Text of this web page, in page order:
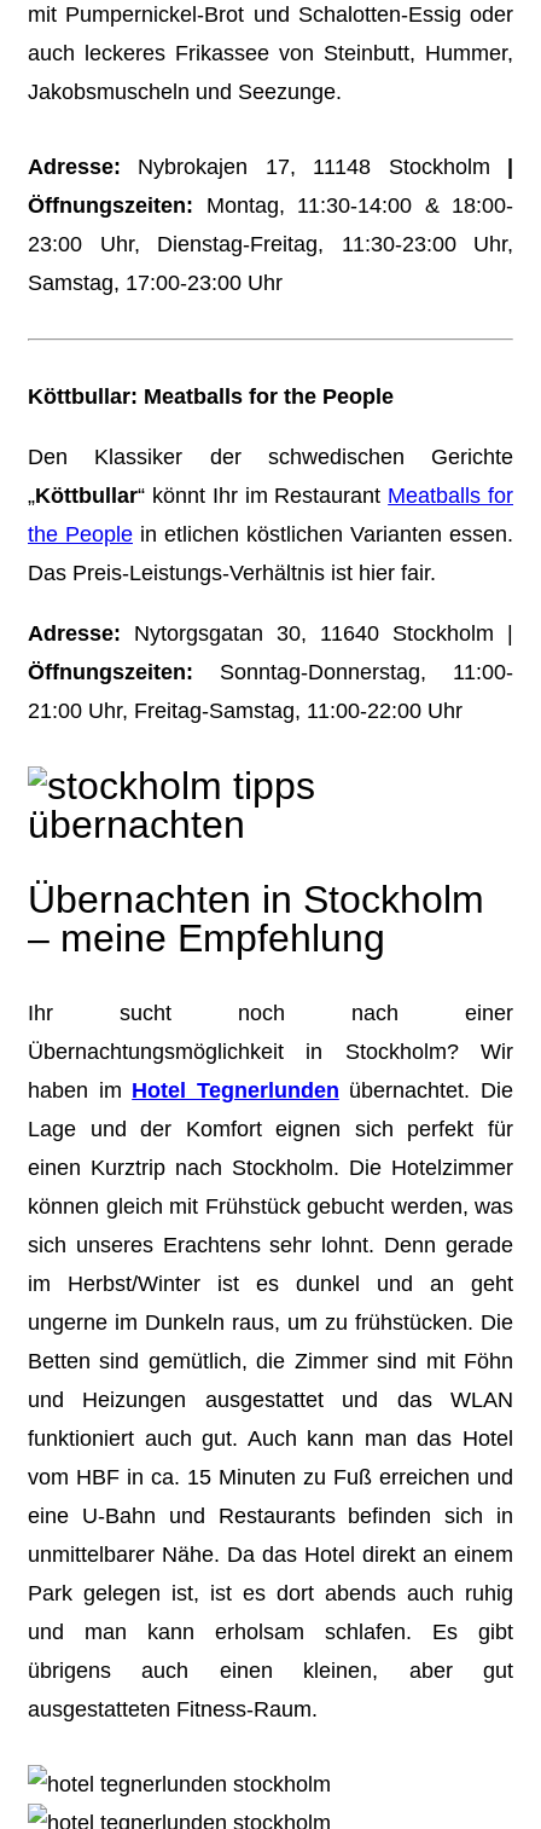
mit Pumpernickel-Brot und Schalotten-Essig oder
auch leckeres Frikassee von Steinbutt, Hummer,
Jakobsmuscheln und Seezunge.
Adresse: Nybrokajen 17, 11148 Stockholm |
Öffnungszeiten: Montag, 11:30-14:00 &18:00-
23:00 Uhr, Dienstag-Freitag, 11:30-23:00 Uhr,
Samstag, 17:00-23:00 Uhr
Köttbullar: Meatballs for the People
Den Klassiker der schwedischen Gerichte
„Köttbullar“ könnt Ihr im Restaurant Meatballs for
the People in etlichen köstlichen Varianten essen.
Das Preis-Leistungs-Verhältnis ist hier fair.
Adresse: Nytorgsgatan 30, 11640 Stockholm |
Öffnungszeiten: Sonntag-Donnerstag, 11:00-
21:00 Uhr, Freitag-Samstag, 11:00-22:00 Uhr
Übernachten in Stockholm
– meine Empfehlung
Ihr sucht noch nach einer
Übernachtungsmöglichkeit in Stockholm? Wir
haben im Hotel Tegnerlunden übernachtet. Die
Lage und der Komfort eignen sich perfekt für
einen Kurztrip nach Stockholm. Die Hotelzimmer
können gleich mit Frühstück gebucht werden, was
sich unseres Erachtens sehr lohnt. Denn gerade
im Herbst/Winter ist es dunkel und an geht
ungerne im Dunkeln raus, um zu frühstücken. Die
Betten sind gemütlich, die Zimmer sind mit Föhn
und Heizungen ausgestattet und das WLAN
funktioniert auch gut. Auch kann man das Hotel
vom HBF in ca. 15 Minuten zu Fuß erreichen und
eine U-Bahn und Restaurants befinden sich in
unmittelbarer Nähe. Da das Hotel direkt an einem
Park gelegen ist, ist es dort abends auch ruhig
und man kann erholsam schlafen. Es gibt
übrigens auch einen kleinen, aber gut
ausgestatteten Fitness-Raum.